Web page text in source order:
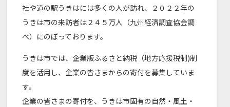
社や道の駅うきはには多くの人が訪れ、２０２２年の
うきは市の来訪者は２４５万人（九州経済調査協会調
べ）にのぼっております。
うきは市では、企業版ふるさと納税（地方応援税制)制
度を活用し、企業の皆さまからの寄付を募集していま
す。
企業の皆さまの寄付を、うきは市固有の自然・風土・